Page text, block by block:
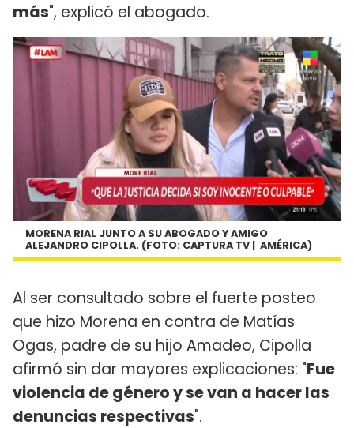
más", explicó el abogado.
MORENA RIAL JUNTO A SU ABOGADO Y AMIGO
ALEJANDRO CIPOLLA. (FOTO: CAPTURA TV | AMÉRICA)
Al ser consultado sobre el fuerte posteo
que hizo Morena en contra de Matías
Ogas, padre de su hijo Amadeo, Cipolla
afirmó sin dar mayores explicaciones: "Fue
violencia de género y se van a hacer las
denuncias respectivas".